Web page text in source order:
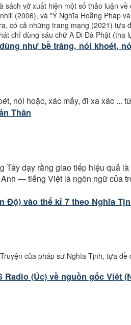
sách vở xuất hiện một số thảo luận
(2006), và "Ý Nghĩa Hoằng Pháp
có cả những trang mạng (2021) tựa
chỉ dùng sáu chữ A Di Đà Phật (tha
như bề tràng, nói khoét,
nói hoặc, xác mấy, đi xa xác ...
Thân
dạy rằng giao tiếp hiệu quả
— tiếng Việt là ngôn ngữ của
Độ) vào thế kỉ 7 theo Nghĩa
của pháp sư Nghĩa Tịnh, tựa
(Úc) về nguồn gốc Việt